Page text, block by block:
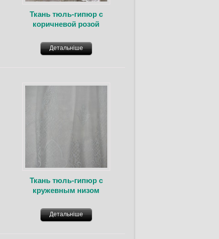
Ткань тюль-гипюр с
коричневой розой
Детальніше
Ткань тюль-гипюр с
кружевным низом
Детальніше